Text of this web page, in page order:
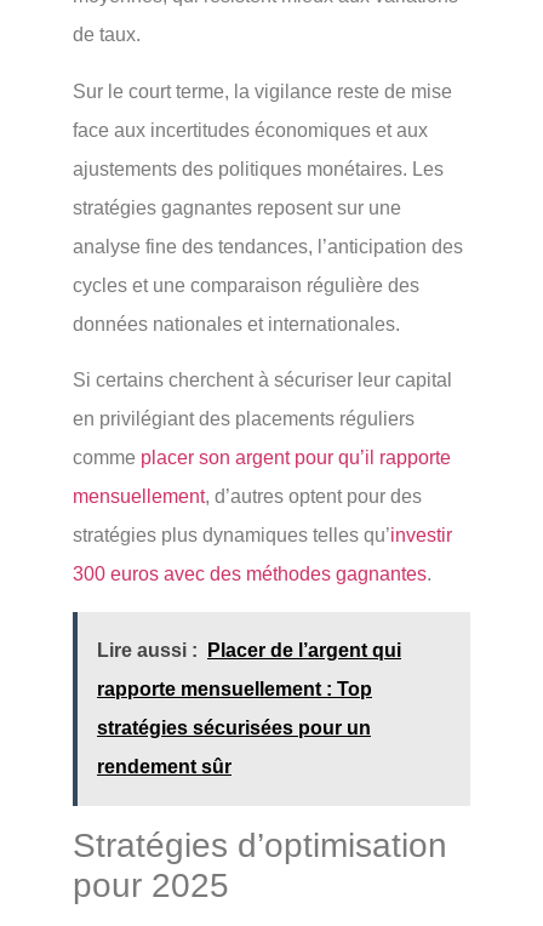
de taux.
Sur le court terme, la vigilance reste de mise
face aux incertitudes économiques et aux
ajustements des politiques monétaires. Les
stratégies gagnantes reposent sur une
analyse fine des tendances, l’anticipation des
cycles et une comparaison régulière des
données nationales et internationales.
Si certains cherchent à sécuriser leur capital
en privilégiant des placements réguliers
comme placer son argent pour qu’il rapporte
mensuellement, d’autres optent pour des
stratégies plus dynamiques telles qu’investir
300 euros avec des méthodes gagnantes.
Lire aussi :
Placer de l’argent qui
rapporte mensuellement : Top
stratégies sécurisées pour un
rendement sûr
Stratégies d’optimisation
pour 2025